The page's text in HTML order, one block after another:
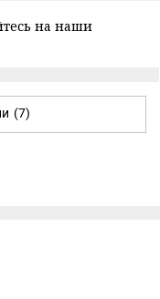
на наши
(7)